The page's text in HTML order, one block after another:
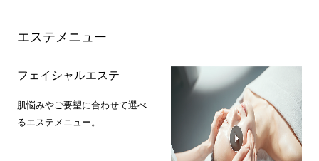
エステメニュー
フェイシャルエステ
肌悩みやご要望に合わせて選べ
るエステメニュー。